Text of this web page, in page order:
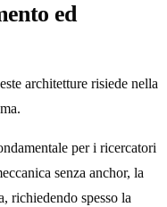
ed
architetture risiede nella
per i ricercatori
senza anchor, la
richiedendo spesso la